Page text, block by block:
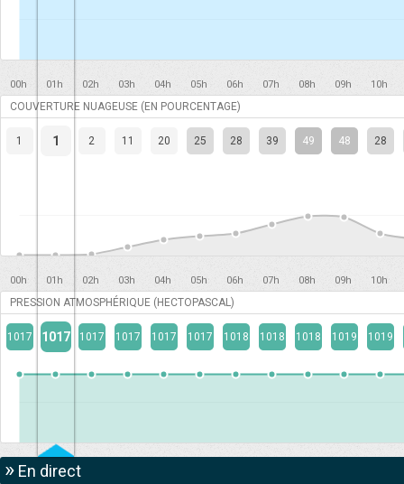
00h 01h 02h 03h 04h 05h 06h 07h 08h 09h 10h
COUVERTURE NUAGEUSE (EN POURCENTAGE)
1 1 2 11 20 25 28 39 49 48 28
00h 01h 02h 03h 04h 05h 06h 07h 08h 09h 10h
PRESSION ATMOSPHÉRIQUE (HECTOPASCAL)
1017 1017 1017 1017 1017 1017 1018 1018 1018 1019 1019
» En direct